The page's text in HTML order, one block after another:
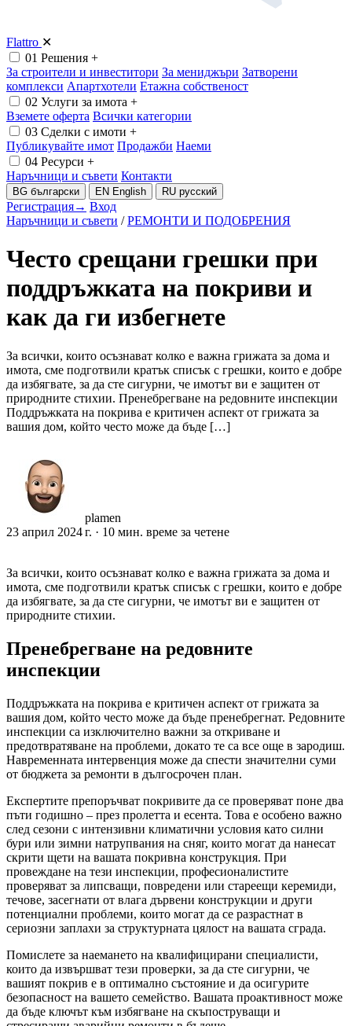
Flattro ✕
01 Решения +
За строители и инвеститори За мениджъри Затворени
комплекси Апартхотели Етажна собственост
02 Услуги за имота +
Вземете оферта Всички категории
03 Сделки с имоти +
Публикувайте имот Продажби Наеми
04 Ресурси +
Наръчници и съвети Контакти
BG български EN English RU русский
Регистрация→ Вход
Наръчници и съвети / РЕМОНТИ И ПОДОБРЕНИЯ
Често срещани грешки при
поддръжката на покриви и
как да ги избегнете
За всички, които осъзнават колко е важна грижата за дома и
имота, сме подготвили кратък списък с грешки, които е добре
да избягвате, за да сте сигурни, че имотът ви е защитен от
природните стихии. Пренебрегване на редовните инспекции
Поддръжката на покрива е критичен аспект от грижата за
вашия дом, който често може да бъде […]
plamen
23 април 2024 г. · 10 мин. време за четене
За всички, които осъзнават колко е важна грижата за дома и
имота, сме подготвили кратък списък с грешки, които е добре
да избягвате, за да сте сигурни, че имотът ви е защитен от
природните стихии.
Пренебрегване на редовните
инспекции
Поддръжката на покрива е критичен аспект от грижата за
вашия дом, който често може да бъде пренебрегнат. Редовните
инспекции са изключително важни за откриване и
предотвратяване на проблеми, докато те са все още в зародиш.
Навременната интервенция може да спести значителни суми
от бюджета за ремонти в дългосрочен план.
Експертите препоръчват покривите да се проверяват поне два
пъти годишно – през пролетта и есента. Това е особено важно
след сезони с интензивни климатични условия като силни
бури или зимни натрупвания на сняг, които могат да нанесат
скрити щети на вашата покривна конструкция. При
провеждане на тези инспекции, професионалистите
проверяват за липсващи, повредени или стареещи керемиди,
течове, засегнати от влага дървени конструкции и други
потенциални проблеми, които могат да се разрастнат в
сериозни заплахи за структурната цялост на вашата сграда.
Помислете за наемането на квалифицирани специалисти,
които да извършват тези проверки, за да сте сигурни, че
вашият покрив е в оптимално състояние и да осигурите
безопасност на вашето семейство. Вашата проактивност може
да бъде ключът към избягване на скъпоструващи и